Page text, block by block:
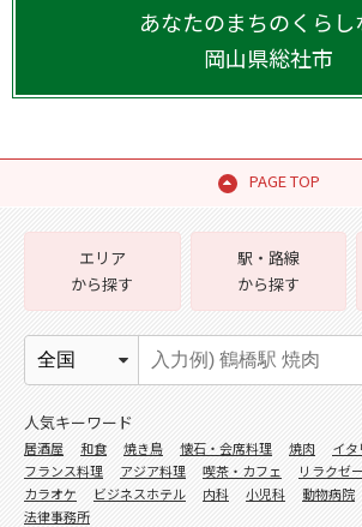
あなたのまちのくらし
岡山県総社市
PAGE TOP
エリア
から探す
駅・路線
から探す
人気キーワード
居酒屋 和食 焼き鳥 懐石・会席料理 焼肉
イ
フランス料理
アジア料理 喫茶・カフェ リラクゼ
カラオケ
ビジネスホテル 内科 小児科 動物病院
法律事務所